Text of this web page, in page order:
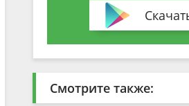
Смотрите также: